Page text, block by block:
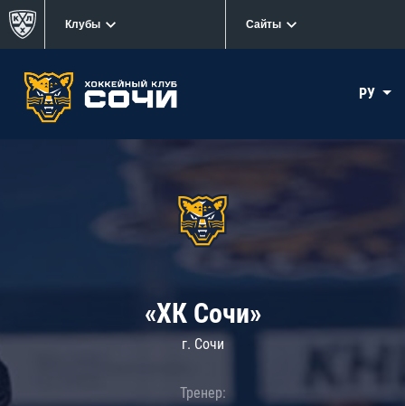
Клубы Сайты
РУ
«ХК Сочи»
г. Сочи
Тренер: